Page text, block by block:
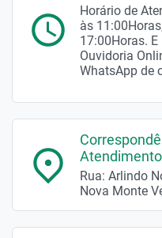
Horário de
às
17:00Horas.
Ouvidoria
WhatsApp de
Rua: Arlindo
Nova Monte